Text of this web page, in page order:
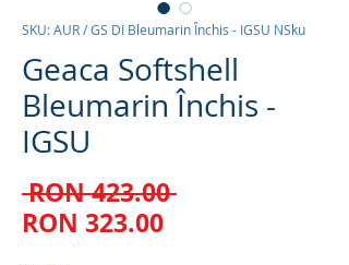
SKU: AUR / GS DI Bleumarin Închis - IGSU NSku
Geaca Softshell
Bleumarin Închis -
IGSU
RON 423.00 Regular
RON 323.00Sale